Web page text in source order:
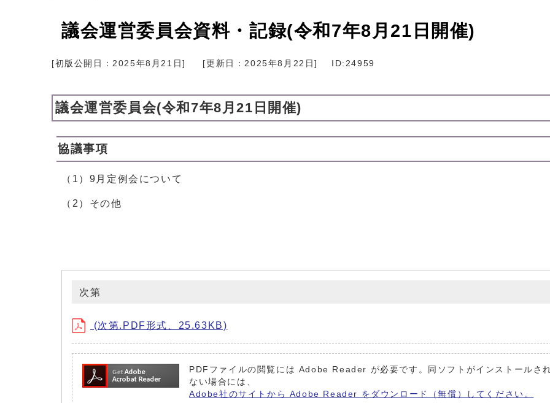
議会運営委員会資料・記録(令和7年8月21日開催)
[初版公開日：2025年8月21日] [更新日：2025年8月22日] ID:24959
議会運営委員会(令和7年8月21日開催)
協議事項
（1）9月定例会について
（2）その他
次第
(次第.PDF形式、25.63KB)
PDFファイルの閲覧には Adobe Reader が必要です。同ソフトがインストールさ
ない場合には、
Adobe社のサイトから Adobe Reader をダウンロード（無償）してください。